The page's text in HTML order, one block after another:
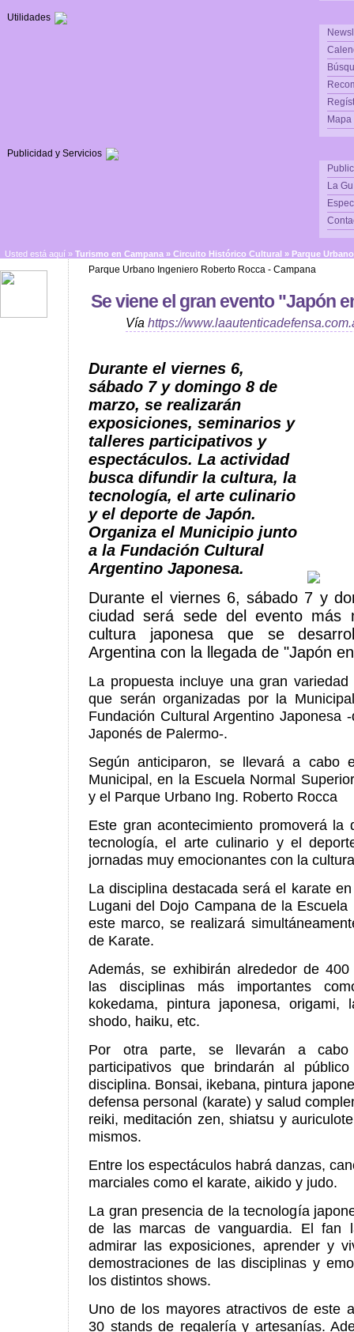
Utilidades
Publicidad y Servicios
La
Usted está aquí » Turismo en Campana » Circuito Histórico Cultural » Parque
Parque Urbano Ingeniero Roberto Rocca - Campana
Se viene el gran evento "Japón
Vía https://
Durante el viernes 6,
sábado 7 y domingo 8 de
marzo, se realizarán
exposiciones, seminarios y
talleres participativos y
espectáculos. La actividad
busca difundir la cultura, la
tecnología, el arte culinario
y el deporte de Japón.
Organiza el Municipio junto
a la Fundación Cultural
Argentino Japonesa.
Durante el viernes 6, sábado 7 y
ciudad será sede del evento más
cultura japonesa que se
Argentina con la llegada de "Japón
La propuesta incluye una gran
que serán organizadas por la
Fundación Cultural Argentino Japonesa
Japonés de Palermo-.
Según anticiparon, se llevará a cabo
Municipal, en la Escuela Normal
y el Parque Urbano Ing. Roberto Rocca
Este gran acontecimiento promoverá la
tecnología, el arte culinario y el
jornadas muy emocionantes con la
La disciplina destacada será el karate
Lugani del Dojo Campana de la Escuela
este marco, se realizará
de Karate.
Además, se exhibirán alrededor de
las disciplinas más importantes
kokedama, pintura japonesa, origami,
shodo, haiku, etc.
Por otra parte, se llevarán a cabo
participativos que brindarán al
disciplina. Bonsai, ikebana, pintura
defensa personal (karate) y salud
reiki, meditación zen, shiatsu y
mismos.
Entre los espectáculos habrá danzas,
marciales como el karate, aikido y judo.
La gran presencia de la tecnología
de las marcas de vanguardia. El fan
admirar las exposiciones, aprender y
demostraciones de las disciplinas y
los distintos shows.
Uno de los mayores atractivos de este
30 stands de regalería y artesanías.